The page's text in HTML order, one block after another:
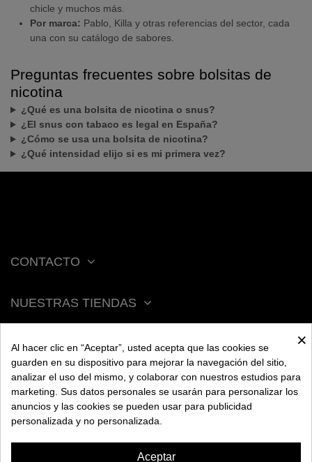
chicle y muchos más.
Por marca: Pablo, Killa y otras referencias del sector, cada
una con su catálogo de sabores.
Preguntas frecuentes sobre bolsitas de
nicotina
¿Qué es una bolsita de nicotina o snus?
¿El snus con tabaco es legal en España?
¿Cómo se usa una bolsita de nicotina?
¿Qué intensidad elijo si es mi primera vez?
CONTACTO
NUESTRAS TIENDAS
ACERCA DE BENGALA
AYUDA
INFORMACIÓN
×
Al hacer clic en “Aceptar”, usted acepta que las cookies se
guarden en su dispositivo para mejorar la navegación del sitio,
analizar el uso del mismo, y colaborar con nuestros estudios para
marketing. Sus datos personales se usarán para personalizar los
anuncios y las cookies se pueden usar para publicidad
personalizada y no personalizada.
Aceptar